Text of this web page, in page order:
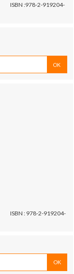
ISBN :978-2-919204-
ISBN : 978-2-919204-